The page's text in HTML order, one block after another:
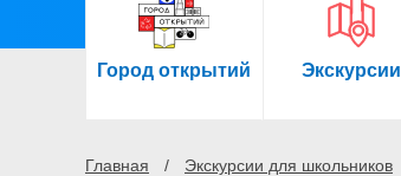
Город открытий Экскурсии
Главная Экскурсии для школьников